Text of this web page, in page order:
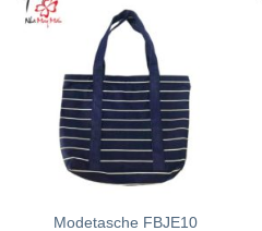
Modetasche FBJE10